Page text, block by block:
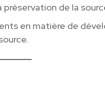
préservation de la
en matière de